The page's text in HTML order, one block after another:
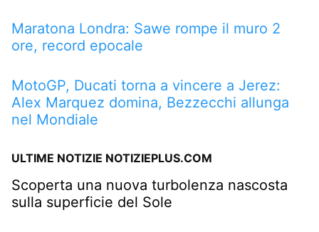
Maratona Londra: Sawe rompe il muro 2
ore, record epocale
MotoGP, Ducati torna a vincere a Jerez:
Alex Marquez domina, Bezzecchi allunga
nel Mondiale
ULTIME NOTIZIE NOTIZIEPLUS.COM
Scoperta una nuova turbolenza nascosta
sulla superficie del Sole